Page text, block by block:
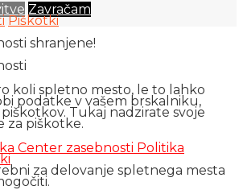
Zavračam
Piškotki
shranjene!
koli spletno mesto, le to lahko
podatke v vašem brskalniku,
Tukaj nadzirate svoje
za piškotke.
Center zasebnosti Politika
za delovanje spletnega mesta